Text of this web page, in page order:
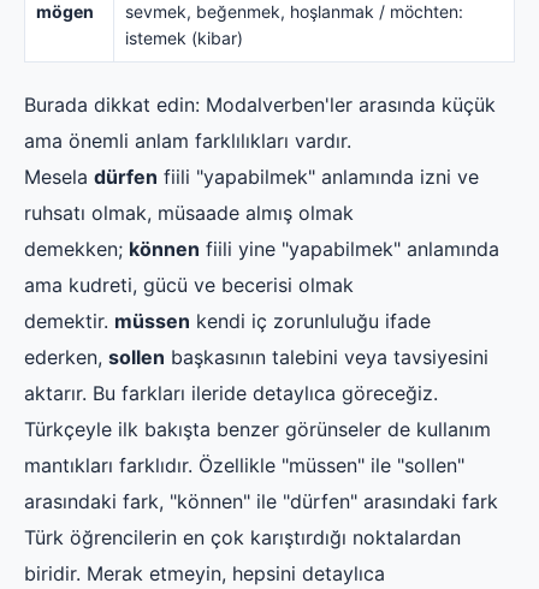
mögen
sevmek, beğenmek, hoşlanmak / möchten:
istemek (kibar)
Burada dikkat edin: Modalverben'ler arasında küçük
ama önemli anlam farklılıkları vardır.
Mesela dürfen fiili "yapabilmek" anlamında izni ve
ruhsatı olmak, müsaade almış olmak
demekken; können fiili yine "yapabilmek" anlamında
ama kudreti, gücü ve becerisi olmak
demektir. müssen kendi iç zorunluluğu ifade
ederken, sollen başkasının talebini veya tavsiyesini
aktarır. Bu farkları ileride detaylıca göreceğiz.
Türkçeyle ilk bakışta benzer görünseler de kullanım
mantıkları farklıdır. Özellikle "müssen" ile "sollen"
arasındaki fark, "können" ile "dürfen" arasındaki fark
Türk öğrencilerin en çok karıştırdığı noktalardan
biridir. Merak etmeyin, hepsini detaylıca